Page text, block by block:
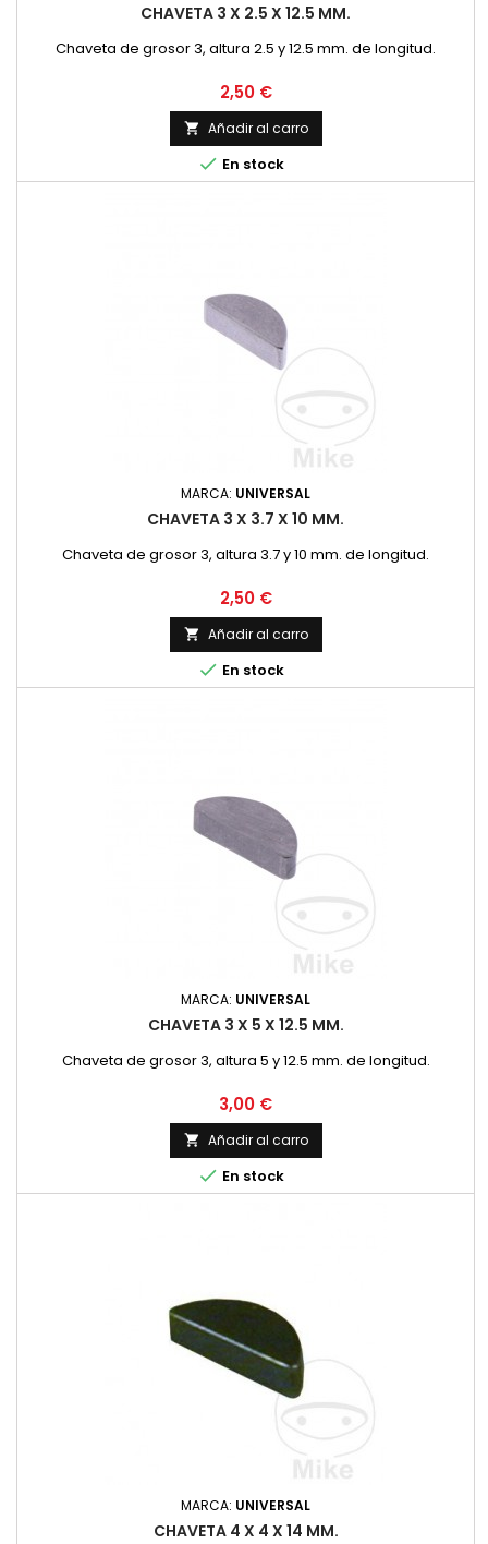
CHAVETA 3 X 2.5 X 12.5 MM.
Chaveta de grosor 3, altura 2.5 y 12.5 mm. de longitud.
Precio
2,50 €
 Añadir al carro
 En stock
MARCA: UNIVERSAL
CHAVETA 3 X 3.7 X 10 MM.
Chaveta de grosor 3, altura 3.7 y 10 mm. de longitud.
Precio
2,50 €
 Añadir al carro
 En stock
MARCA: UNIVERSAL
CHAVETA 3 X 5 X 12.5 MM.
Chaveta de grosor 3, altura 5 y 12.5 mm. de longitud.
Precio
3,00 €
 Añadir al carro
 En stock
MARCA: UNIVERSAL
CHAVETA 4 X 4 X 14 MM.